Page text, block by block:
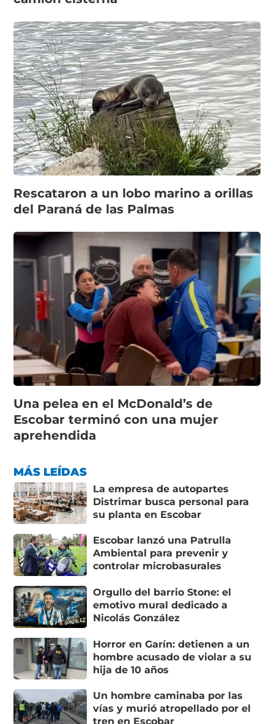
Rescataron a un lobo marino a orillas
del Paraná de las Palmas
Una pelea en el McDonald’s de
Escobar terminó con una mujer
aprehendida
MÁS LEÍDAS
La empresa de autopartes
Distrimar busca personal para
su planta en Escobar
Escobar lanzó una Patrulla
Ambiental para prevenir y
controlar microbasurales
Orgullo del barrio Stone: el
emotivo mural dedicado a
Nicolás González
Horror en Garín: detienen a un
hombre acusado de violar a su
hija de 10 años
Un hombre caminaba por las
vías y murió atropellado por el
tren en Escobar